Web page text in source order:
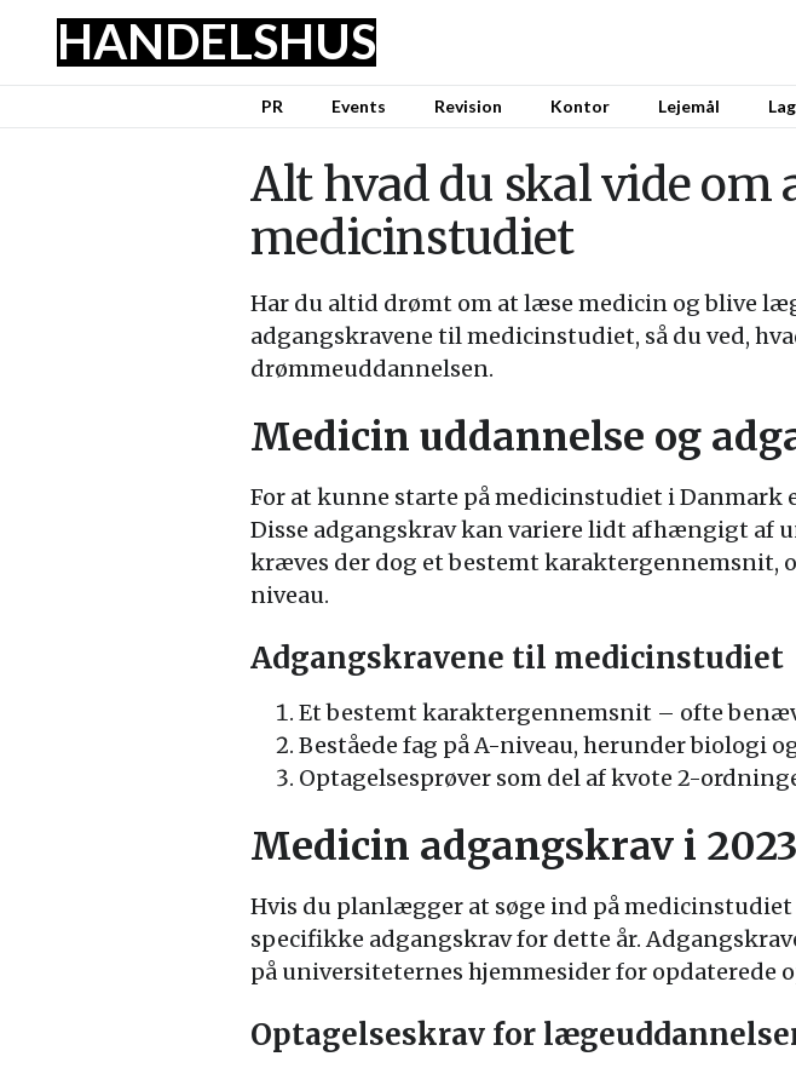
HANDELSHUS
PR Events Revision Kontor Lejemål
Alt hvad du skal vide om
medicinstudiet
Har du altid drømt om at læse medicin og blive
adgangskravene til medicinstudiet, så du ved,
drømmeuddannelsen.
Medicin uddannelse og
For at kunne starte på medicinstudiet i Danmark
Disse adgangskrav kan variere lidt afhængigt af
kræves der dog et bestemt karaktergennemsnit,
niveau.
Adgangskravene til medicinstudiet
Et bestemt karaktergennemsnit – ofte
Beståede fag på A-niveau, herunder biologi
Optagelsesprøver som del af kvote 2-
Medicin adgangskrav i 2023
Hvis du planlægger at søge ind på
specifikke adgangskrav for dette år.
på universiteternes hjemmesider for opdaterede
Optagelseskrav for